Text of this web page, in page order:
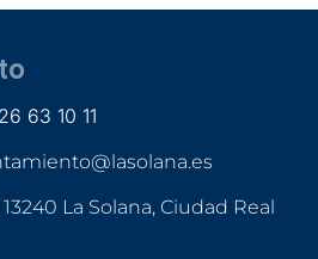
63 10 11
13240 La Solana, Ciudad Real